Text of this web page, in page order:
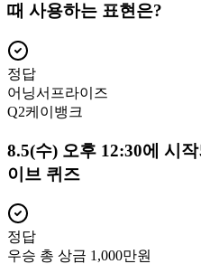
때 사용하는 표현은?
정답
어닝서프라이즈
Q2케이뱅크
8.5(수) 오후 12:30에 시
이브 퀴즈
정답
우승 총 상금 1,000만원